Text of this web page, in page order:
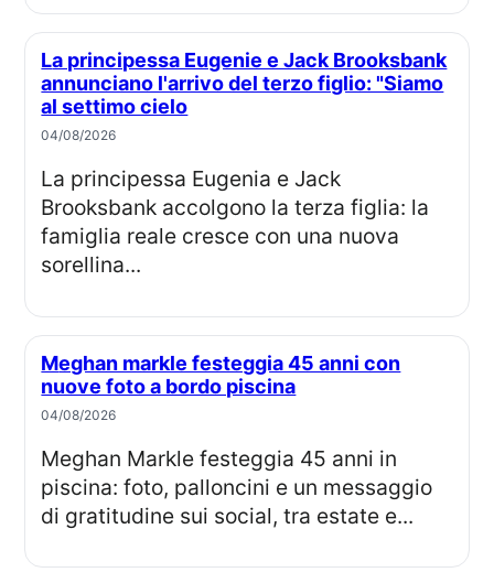
La principessa Eugenie e Jack Brooksbank
annunciano l'arrivo del terzo figlio: "Siamo
al settimo cielo
04/08/2026
La principessa Eugenia e Jack
Brooksbank accolgono la terza figlia: la
famiglia reale cresce con una nuova
sorellina...
Meghan markle festeggia 45 anni con
nuove foto a bordo piscina
04/08/2026
Meghan Markle festeggia 45 anni in
piscina: foto, palloncini e un messaggio
di gratitudine sui social, tra estate e...